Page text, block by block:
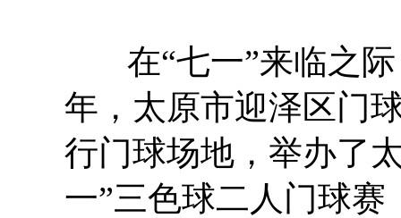
在“七一”来临之际
年，太原市迎泽区门
行门球场地，举办了
一”三色球二人门球